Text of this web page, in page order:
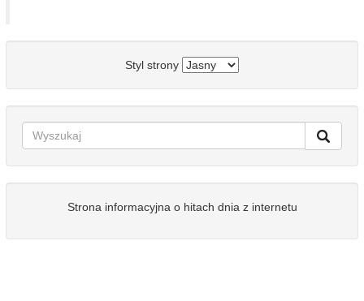
Styl strony
Strona informacyjna o hitach dnia z internetu